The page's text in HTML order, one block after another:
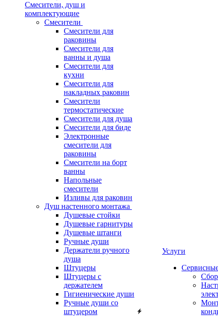
Смесители, душ и
комплектующие
Смесители
Смесители для
раковины
Смесители для
ванны и душа
Смесители для
кухни
Смесители для
накладных раковин
Смесители
термостатические
Смесители для душа
Смесители для биде
Электронные
смесители для
раковины
Смесители на борт
ванны
Напольные
смесители
Изливы для раковин
Душ настенного монтажа
Душевые стойки
Душевые гарнитуры
Душевые штанги
Ручные души
Держатели ручного
душа
Штуцеры
Штуцеры с
держателем
Гигиенические души
Ручные души со
штуцером
Услуги